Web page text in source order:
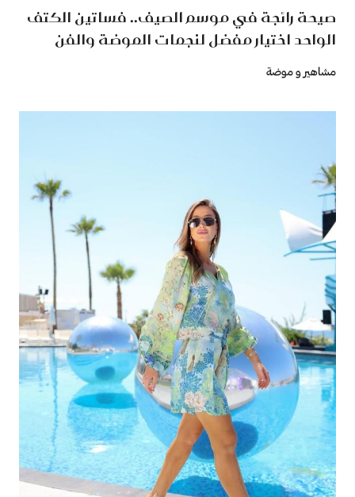
صيحة رائجة في موسم الصيف.. فساتين الكتف
الواحد اختيار مفضل لنجمات الموضة والفن
مشاهير و موضة